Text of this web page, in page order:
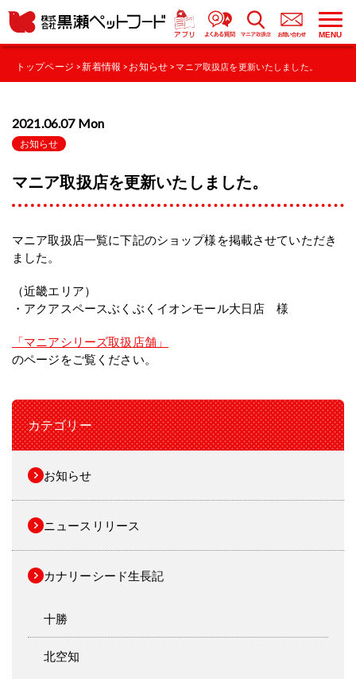
MENU
トップページ >新着情報 > お知らせ > マニア取扱店を更新いたしました。
2021.06.07 Mon
お知らせ
マニア取扱店を更新いたしました。
マニア取扱店一覧に下記のショップ様を掲載させていただき
ました。
（近畿エリア）
・アクアスペースぶくぶくイオンモール大日店 様
「マニアシリーズ取扱店舗」
のページをご覧ください。
カテゴリー
お知らせ
ニュースリリース
カナリーシード生長記
十勝
北空知